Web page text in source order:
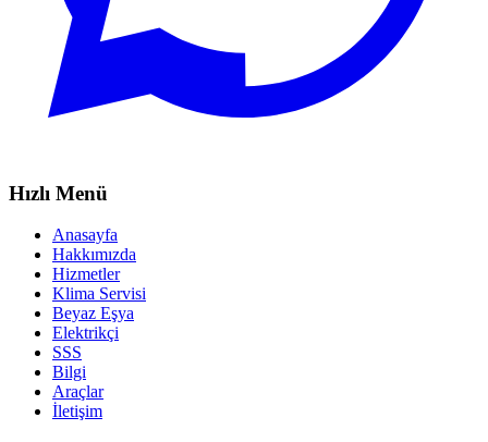
Hızlı Menü
Anasayfa
Hakkımızda
Hizmetler
Klima Servisi
Beyaz Eşya
Elektrikçi
SSS
Bilgi
Araçlar
İletişim